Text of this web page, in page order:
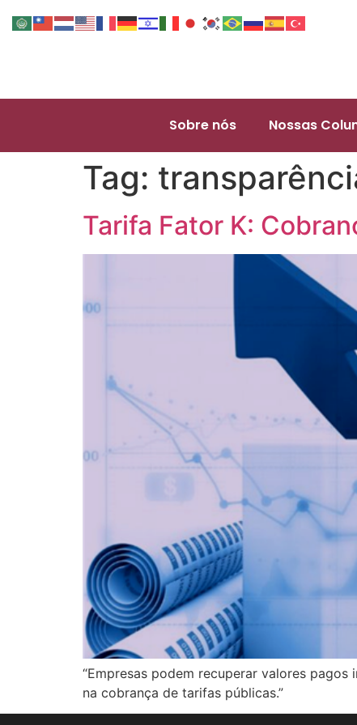
Sobre nós Nossas
Tag:
Tarifa Fator K:
“Empresas podem recuperar valores
na cobrança de tarifas públicas.”